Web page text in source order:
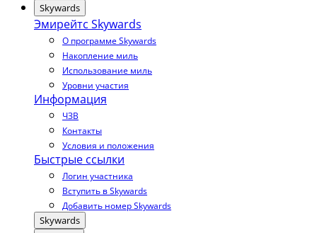
Skywards
Эмирейтс Skywards
О программе Skywards
Накопление миль
Использование миль
Уровни участия
Информация
ЧЗВ
Контакты
Условия и положения
Быстрые ссылки
Логин участника
Вступить в Skywards
Добавить номер Skywards
Skywards